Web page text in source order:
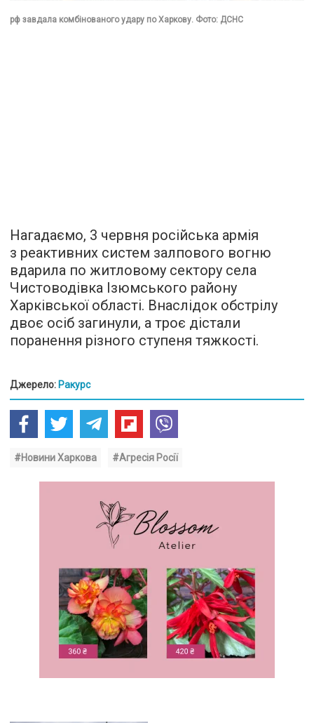
рф завдала комбінованого удару по Харкову. Фото: ДСНС
Нагадаємо, 3 червня російська армія
з реактивних систем залпового вогню
вдарила по житловому сектору села
Чистоводівка Ізюмського району
Харківської області. Внаслідок обстрілу
двоє осіб загинули, а троє дістали
поранення різного ступеня тяжкості.
Джерело: Ракурс
#Новини Харкова #Агресія Росії